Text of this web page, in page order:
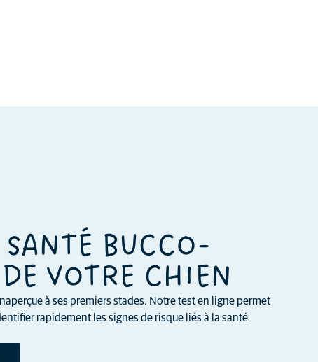
BUCCO-
VOTRE CHIEN
à ses premiers stades. Notre test en ligne permet
rapidement les signes de risque liés à la santé